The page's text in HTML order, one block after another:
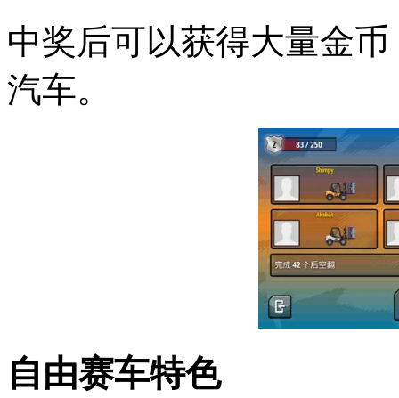
中奖后可以获得大量金
汽车。
自由赛车特色